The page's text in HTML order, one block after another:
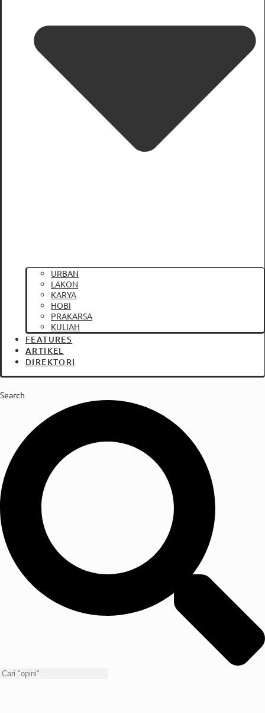
URBAN
LAKON
KARYA
HOBI
PRAKARSA
KULIAH
FEATURES
ARTIKEL
DIREKTORI
Search